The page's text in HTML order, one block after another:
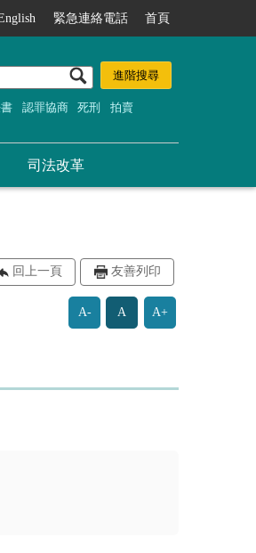
緊急連絡電話 首頁
認罪協商 死刑 拍賣
司法改革
回上一頁 友善列印
A- A A+